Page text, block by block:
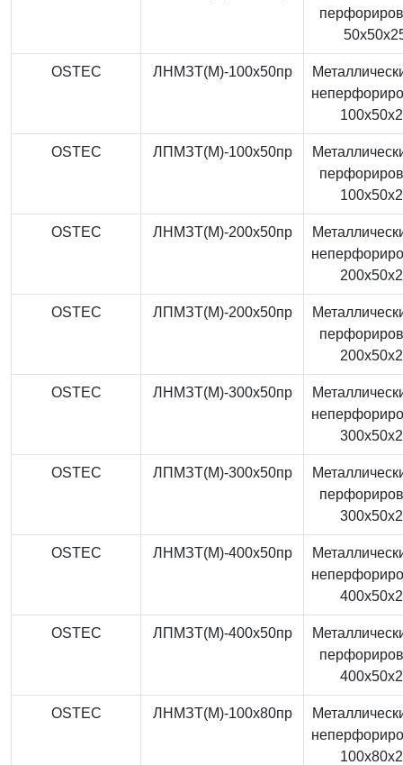
OSTEC ЛНМЗТ(М)-100x50пр
OSTEC ЛПМЗТ(М)-100x50пр
OSTEC ЛНМЗТ(М)-200x50пр
OSTEC ЛПМЗТ(М)-200x50пр
OSTEC ЛНМЗТ(М)-300x50пр
OSTEC ЛПМЗТ(М)-300x50пр
OSTEC ЛНМЗТ(М)-400x50пр
OSTEC ЛПМЗТ(М)-400x50пр
OSTEC ЛНМЗТ(М)-100x80пр